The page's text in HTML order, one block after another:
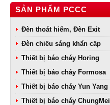
SẢN PHẨM PCCC
Đèn thoát hiểm, Đèn Exit
Đèn chiếu sáng khẩn cấp
Thiết bị báo cháy Horing
Thiết bị báo cháy Formosa
Thiết bị báo cháy Yun Yang
Thiết bị báo cháy ChungMei